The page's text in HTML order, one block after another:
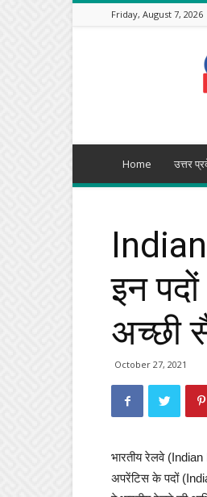
Friday, August 7, 2026
Home उत्तर
इन
अच्छी
October 27, 2021
भारतीय रेलवे
अपरेंटिस के पदों